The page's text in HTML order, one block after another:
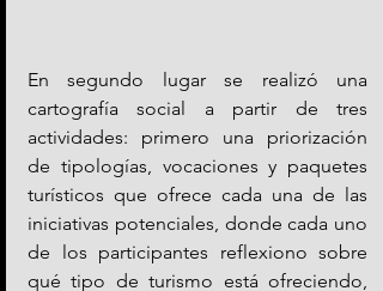
En segundo lugar se realizó una
cartografía social a partir de tres
actividades: primero una priorización
de tipologías, vocaciones y paquetes
turísticos que ofrece cada una de las
iniciativas potenciales, donde cada uno
de los participantes reflexiono sobre
qué tipo de turismo está ofreciendo,